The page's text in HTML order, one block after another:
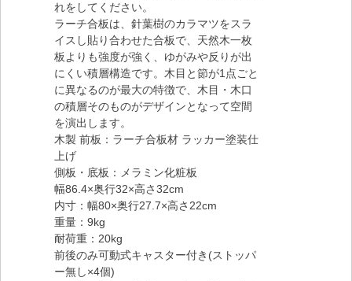
れをしてください。
ラーチ合板は、針葉樹のカラマツをスラ
イスし貼り合わせた合板で、天然木一枚
板よりも強度が強く、ゆがみや反りが出
にくい積層構造です。木目と節が1点ごと
に異なるのが最大の特徴で、木目・木口
の積層そのものがデザインとなって空間
を演出します。
木製 前板：ラーチ合板材 ラッカー塗装仕
上げ
側板・底板：メラミン化粧板
幅86.4×奥行32×高さ32cm
内寸：幅80×奥行27.7×高さ22cm
重量：9kg
耐荷重：20kg
前後のみ可動式キャスター付き(ストッパ
ー無し×4個)